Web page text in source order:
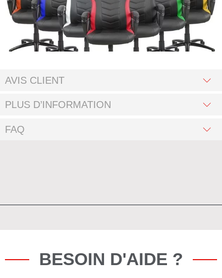
AVIS CLIENT
PLUS D’INFORMATION
FAQ
BESOIN D'AIDE ?